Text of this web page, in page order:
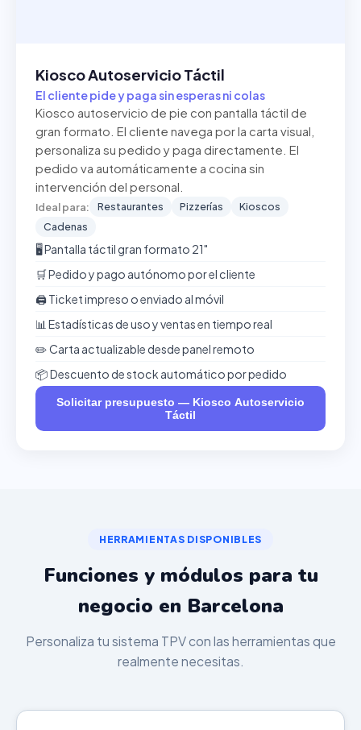
Kiosco Autoservicio Táctil
El cliente pide y paga sin esperas ni colas
Kiosco autoservicio de pie con pantalla táctil de
gran formato. El cliente navega por la carta visual,
personaliza su pedido y paga directamente. El
pedido va automáticamente a cocina sin
intervención del personal.
Ideal para: Restaurantes Pizzerías
Kioscos
Cadenas
🖥️ Pantalla táctil gran formato 21"
🛒 Pedido y pago autónomo por el cliente
🖨️ Ticket impreso o enviado al móvil
📊 Estadísticas de uso y ventas en tiempo real
✏️ Carta actualizable desde panel remoto
📦 Descuento de stock automático por pedido
Solicitar presupuesto — Kiosco Autoservicio
Táctil
HERRAMIENTAS DISPONIBLES
Funciones y módulos para tu
negocio en Barcelona
Personaliza tu sistema TPV con las herramientas que
realmente necesitas.